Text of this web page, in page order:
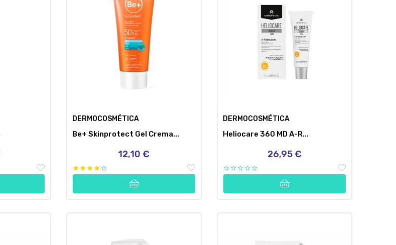
DERMOCOSMÉTICA
Be+ Skinprotect Gel Crema...
Precio
12,10 €
DERMOCOSMÉTICA
Heliocare 360 MD A-R...
Precio
26,95 €